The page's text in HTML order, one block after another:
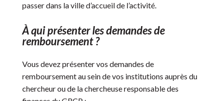
passer dans la ville d’accueil de l’activité.
À qui présenter les demandes de
remboursement ?
Vous devez présenter vos demandes de
remboursement au sein de vos institutions auprès du
chercheur ou de la chercheuse responsable des